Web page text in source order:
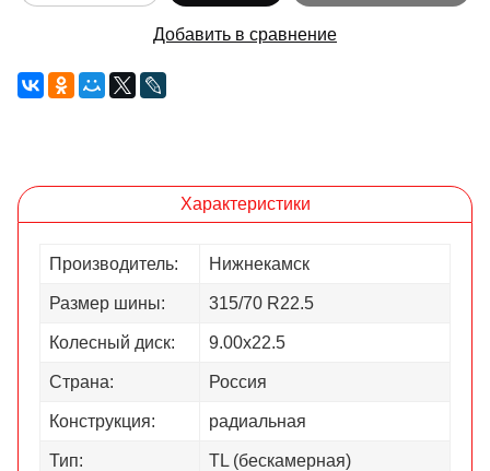
Добавить в сравнение
Характеристики
Производитель: Нижнекамск
Размер шины: 315/70 R22.5
Колесный диск: 9.00х22.5
Страна: Россия
Конструкция: радиальная
Тип: TL (бескамерная)